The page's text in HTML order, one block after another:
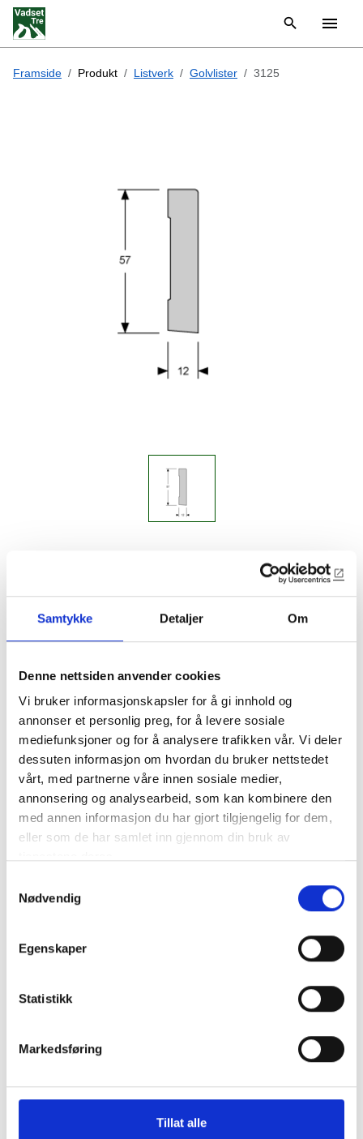
Samtykke Detaljer Om
Denne nettsiden anvender cookies
Vi bruker informasjonskapsler for å gi innhold og
annonser et personlig preg, for å levere sosiale
mediefunksjoner og for å analysere trafikken vår. Vi deler
dessuten informasjon om hvordan du bruker nettstedet
vårt, med partnerne våre innen sosiale medier,
annonsering og analysearbeid, som kan kombinere den
med annen informasjon du har gjort tilgjengelig for dem,
eller som de har samlet inn gjennom din bruk av
Nødvendig
Egenskaper
Statistikk
Markedsføring
Tillat alle
Framside Produkt Listverk Golvlister 3125
12x57mm golvlist
Lagerførte varianter
3125-EIK
12x57mm golvlist
Amerikansk kvit eik
3125-EIK-LAKK
12x57mm golvlist
Amerikansk kvit eik
Transparent lakk, halvblank finish
3125-KVIT
Malt kvit NCS S-0502-Y, halvblank finish
Furu snekkerkvalitet
Les mer om å handle med oss.